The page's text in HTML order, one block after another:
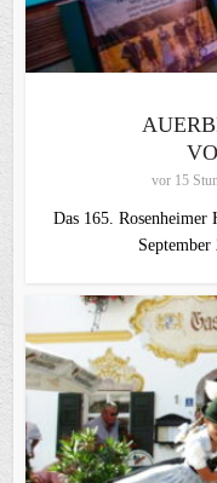
vor 15
Das 165.